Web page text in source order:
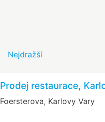
Nejdražší
Prodej restaurace,
Foersterova, Karlovy Vary